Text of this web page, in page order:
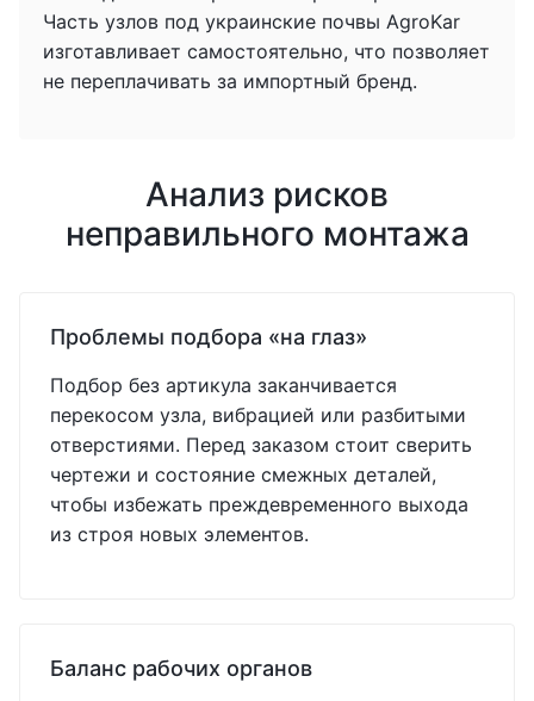
Часть узлов под украинские почвы AgroKar
изготавливает самостоятельно, что позволяет
не переплачивать за импортный бренд.
Анализ рисков
неправильного монтажа
Проблемы подбора «на глаз»
Подбор без артикула заканчивается
перекосом узла, вибрацией или разбитыми
отверстиями. Перед заказом стоит сверить
чертежи и состояние смежных деталей,
чтобы избежать преждевременного выхода
из строя новых элементов.
Баланс рабочих органов